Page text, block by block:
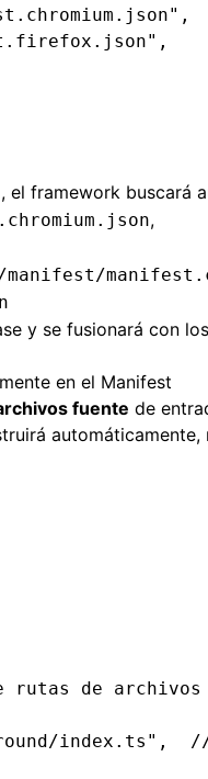
,
,
, el framework buscará
,
manifest/
y se fusionará con
en el Manifest
fuente de
automáticamente,
de archivos
index.ts" ,